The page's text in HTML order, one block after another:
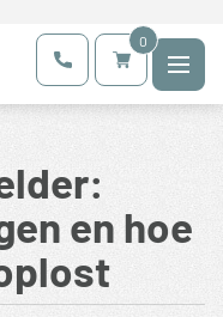
0
en hoe